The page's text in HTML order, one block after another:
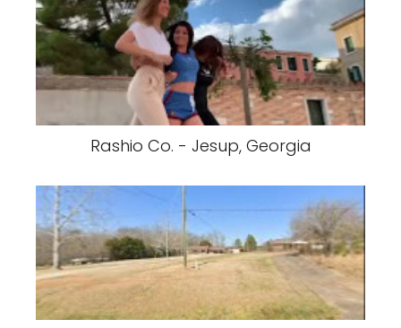
Rashio Co. - Jesup, Georgia